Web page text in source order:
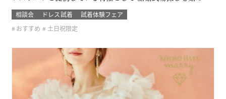
おふたり限定の無料試着会を開催。 式場探しと一緒にドレス
も試着できて、結婚式のイメージが広がります！ 他のドレス
サロンでは取り扱いのないドレスも見れて着れるのは「ここ
相談会 ドレス試着
試着体験フェア
おすすめ
土日祝限定